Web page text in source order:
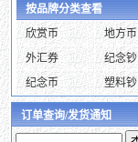
按品牌分类查看
欣赏币
地方币
外汇券
纪念钞
纪念币
塑料钞
订单查询/发货通知